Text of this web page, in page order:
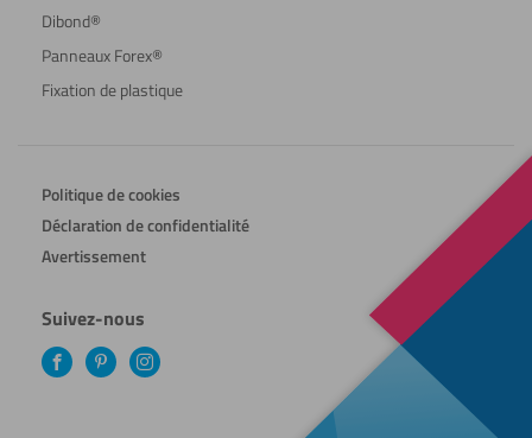
Dibond®
Panneaux Forex®
Fixation de plastique
Politique de cookies
Déclaration de confidentialité
Avertissement
Suivez-nous
FacebookPinterestInstagram